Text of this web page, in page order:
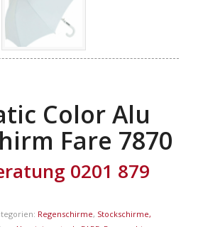
Color Alu
Fare 7870
0201 879
Regenschirme, Stockschirme,